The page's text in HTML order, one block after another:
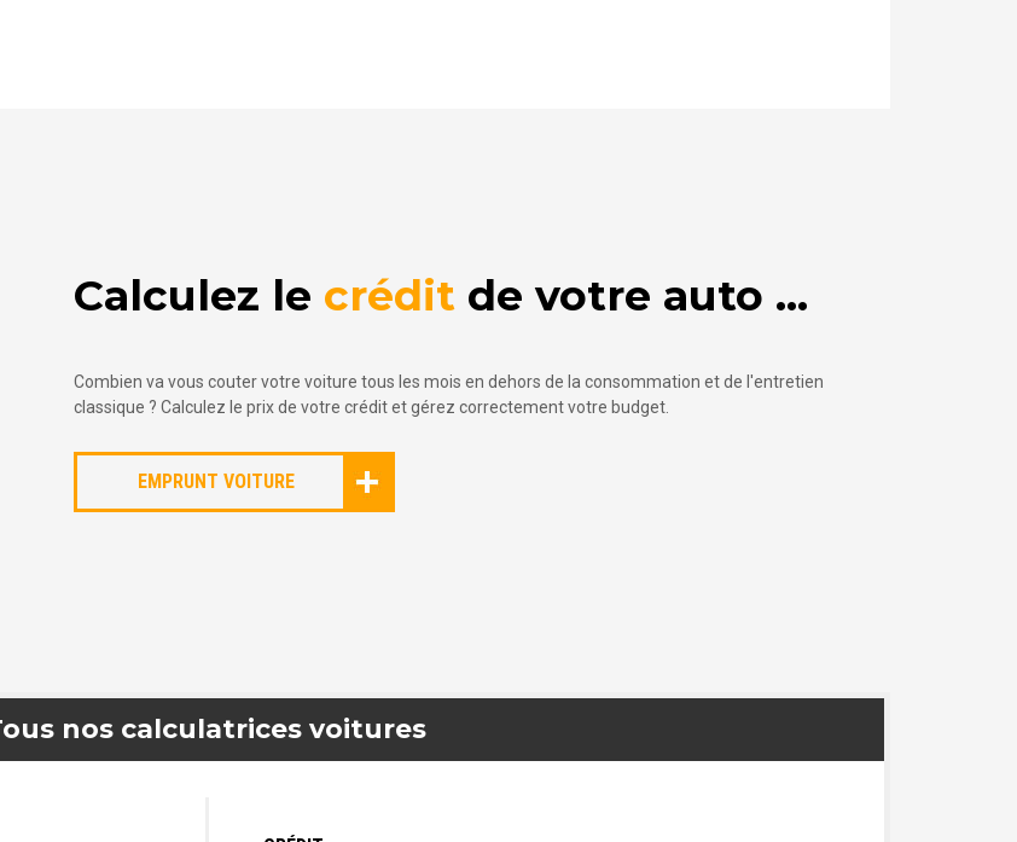
Calculez le créditde votre auto ...
Combien va vous couter votre voiture tous les mois en dehors de la consommation et de l'entretien
classique ? Calculez le prix de votre crédit et gérez correctement votre budget.
EMPRUNT VOITURE
nos calculatrices voitures